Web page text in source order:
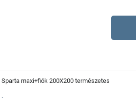
maxi+fiók 200X200 természetes